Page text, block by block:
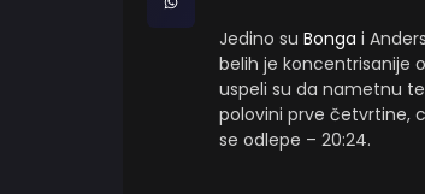
Jedino su Bonga i
belih je koncentrisanije
uspeli su da nametnu
polovini prve četvrtine,
se odlepe – 20:24.